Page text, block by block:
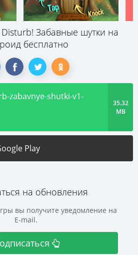
Забавные шутки на
бесплатно
zabavnye-shutki-v1-
35.32
MB
Play
на обновления
вы получите уведомление на
E-mail.